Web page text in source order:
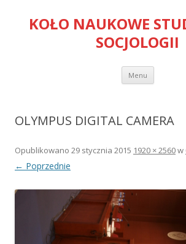
KOŁO NAUKOWE
SOCJOLOGII
Menu Przejdź
treści
OLYMPUS DIGITAL CAMERA
Opublikowano 29 stycznia 2015 1920 × 2560w
← Poprzednie